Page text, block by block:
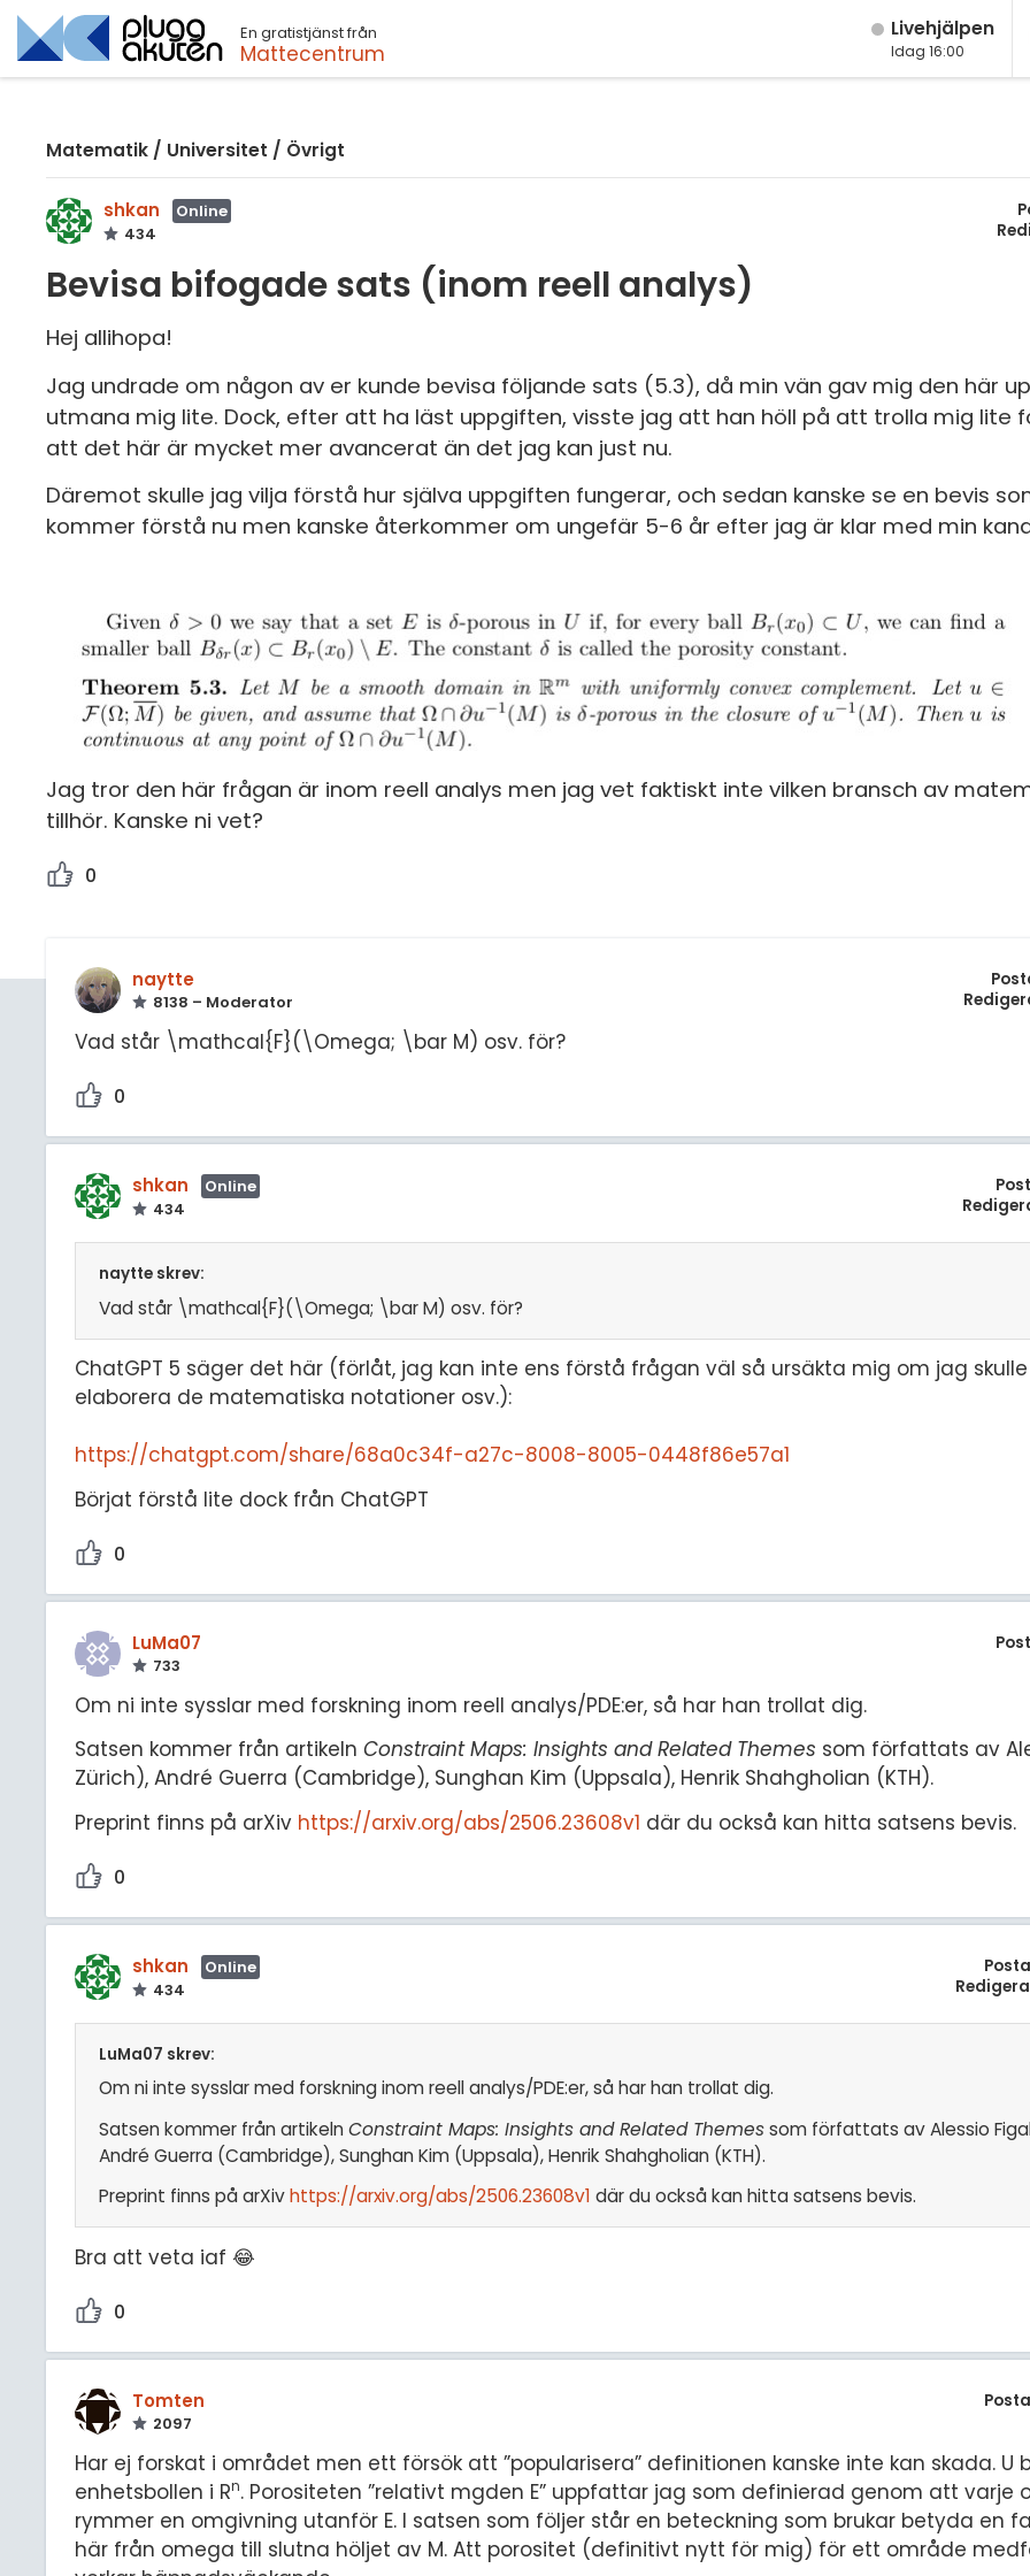
En gratistjänst från
Mattecentrum
Live­hjälpen
Idag 16:00
Matematik / Universitet / Övrigt
shkan
Online
434
Bevisa bifogade sats (inom reell analys)
Hej allihopa!
Jag undrade om någon av er kunde bevisa följande sats (5.3), då min vän gav mig den här
utmana mig lite. Dock, efter att ha läst uppgiften, visste jag att han höll på att trolla mig lite
att det här är mycket mer avancerat än det jag kan just nu.
Däremot skulle jag vilja förstå hur själva uppgiften fungerar, och sedan kanske se en bevis
kommer förstå nu men kanske återkommer om ungefär 5-6 år efter jag är klar med min
Jag tror den här frågan är inom reell analys men jag vet faktiskt inte vilken bransch av
tillhör. Kanske ni vet?
0
naytte
8138 – Moderator
Vad står \mathcal{F}(\Omega; \bar M) osv. för?
0
shkan
Online
434
naytte skrev:
Vad står \mathcal{F}(\Omega; \bar M) osv. för?
ChatGPT 5 säger det här (förlåt, jag kan inte ens förstå frågan väl så ursäkta mig om jag
elaborera de matematiska notationer osv.):
https://chatgpt.com/share/68a0c34f-a27c-8008-8005-0448f86e57a1
Börjat förstå lite dock från ChatGPT
0
LuMa07
733
Om ni inte sysslar med forskning inom reell analys/PDE:er, så har han trollat dig.
Satsen kommer från artikeln Constraint Maps: Insights and Related Themes som författats av
Zürich), André Guerra (Cambridge), Sunghan Kim (Uppsala), Henrik Shahgholian (KTH).
Preprint finns på arXiv https://arxiv.org/abs/2506.23608v1 där du också kan hitta satsens bevis.
0
shkan
Online
434
LuMa07 skrev:
Om ni inte sysslar med forskning inom reell analys/PDE:er, så har han trollat dig.
Satsen kommer från artikelnConstraint Maps: Insights and Related Themessom författats av Alessio
André Guerra (Cambridge), Sunghan Kim (Uppsala), Henrik Shahgholian (KTH).
Preprint finns på arXivhttps://arxiv.org/abs/2506.23608v1 där du också kan hitta satsens bevis.
Bra att veta iaf 😂
0
Tomten
2097
Har ej forskat i området men ett försök att ”popularisera” definitionen kanske inte kan skada. U
enhetsbollen i Rn. Porositeten ”relativt mgden E” uppfattar jag som definierad genom att varje
rymmer en omgivning utanför E. I satsen som följer står en beteckning som brukar betyda en
här från omega till slutna höljet av M. Att porositet (definitivt nytt för mig) för ett område
Sök